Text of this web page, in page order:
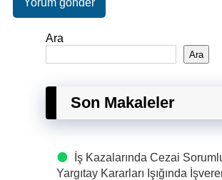
Ara
Ara
Son Makaleler
İş Kazalarında Cezai
Yargıtay Kararları Işığında